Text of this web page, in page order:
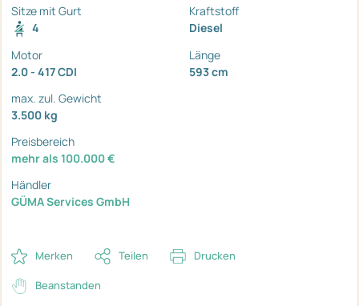
Sitze mit Gurt
4
Kraftstoff
Diesel
Motor
2.0 - 417 CDI
Länge
593 cm
max. zul. Gewicht
3.500 kg
Preisbereich
mehr als 100.000 €
Händler
GÜMA Services GmbH
Merken Teilen Drucken
Beanstanden